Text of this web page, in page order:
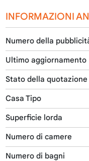
INFORMAZIONI
Numero della
Ultimo aggiornamento
Stato della quotazione
Casa Tipo
Superficie lorda
Numero di camere
Numero di bagni